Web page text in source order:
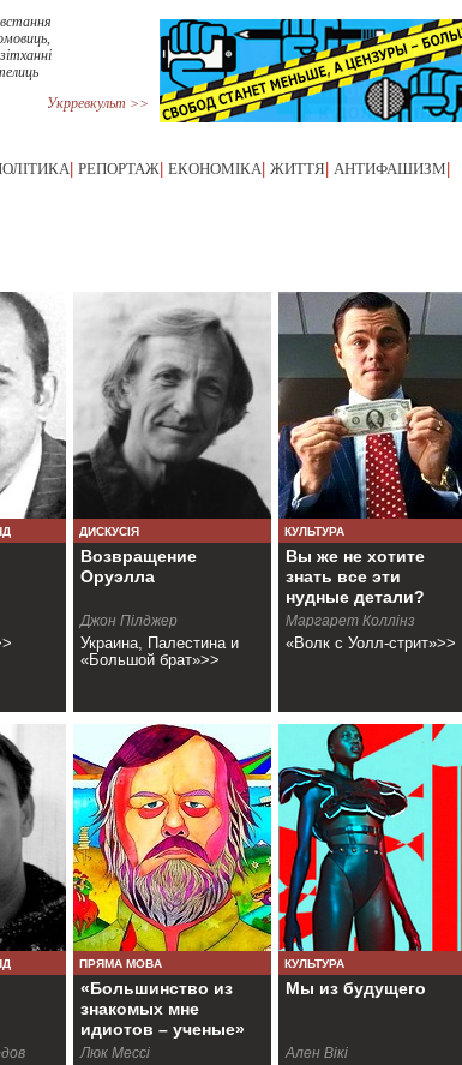
Укрревкульт >>
РЕПОРТАЖ ЕКОНОМІКА ЖИТТЯ АНТИФАШИЗМ
ДИСКУСІЯ
Возвращение
Оруэлла
Джон Пiлджер
Украина, Палестина и
«Большой брат»>>
КУЛЬТУРА
Вы же не хотите
знать все эти
нудные детали?
Маргарет Коллiнз
«Волк с Уолл-стрит»>>
ПРЯМА МОВА
«Большинство из
знакомых мне
идиотов – ученые»
Люк Мессі
КУЛЬТУРА
Мы из будущего
Ален Вікі